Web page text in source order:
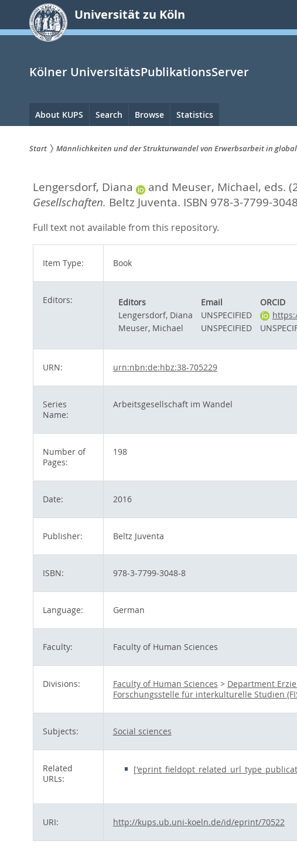
springen
Universität zu Köln
Kölner UniversitätsPublikationsServer
Hauptnavigation
About KUPS Search Browse Statistics
sind
hier:
Start Männlichkeiten und der Strukturwandel von Erwerbsarbeit in
Lengersdorf, Diana and Meuser, Michael, eds.
Gesellschaften. Beltz Juventa. ISBN 978-3-7799-
Full text not available from this repository.
Item Type: Book
Editors: Editors Email ORCID
Lengersdorf, Diana
UNSPECIFIED
Meuser, Michael
UNSPECIFIED
URN: urn:nbn:de:hbz:38-705229
Series
Name:
Arbeitsgesellschaft im Wandel
Number of
Pages:
198
Date: 2016
Publisher: Beltz Juventa
ISBN: 978-3-7799-3048-8
Language: German
Faculty: Faculty of Human Sciences
Divisions: Faculty of Human Sciences > Department
Forschungsstelle für interkulturelle Studien
Subjects: Social sciences
Related
URLs:
URI: http://kups.ub.uni-koeln.de/id/eprint/70522